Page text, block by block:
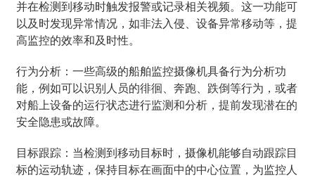
并在检测到移动时触发报警或记录相关视频。这一功能可
以及时发现异常情况，如非法入侵、设备异常移动等，提
高监控的效率和及时性。
行为分析：一些高级的船舶监控摄像机具备行为分析功
能，例如可以识别人员的徘徊、奔跑、跌倒等行为，或者
对船上设备的运行状态进行监测和分析，提前发现潜在的
安全隐患或故障。
目标跟踪：当检测到移动目标时，摄像机能够自动跟踪目
标的运动轨迹，保持目标在画面中的中心位置，为监控人